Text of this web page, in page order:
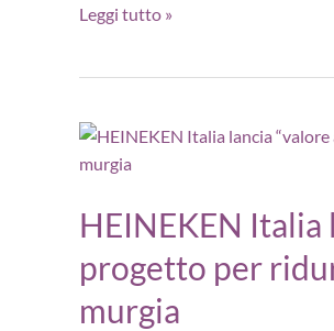
Disaronno
Sostenibilità
decarbonizzazione,
responsabile
e
valorizzazione
delle
Leggi tutto »
HEINEKEN Italia
progetto per
murgia